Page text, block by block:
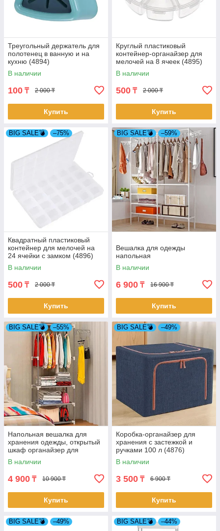
Треугольный держатель для
полотенец в ванную и на
кухню (4894)
В наличии
100 ₸ 2 000 ₸
Купить
Круглый пластиковый
контейнер-органайзер для
мелочей на 8 ячеек (4895)
В наличии
500 ₸ 2 000 ₸
Купить
BIG SALE💣 –75%
Квадратный пластиковый
контейнер для мелочей на
24 ячейки с замком (4896)
В наличии
500 ₸ 2 000 ₸
Купить
BIG SALE💣 –59%
Вешалка для одежды
напольная
В наличии
6 900 ₸ 16 900 ₸
Купить
BIG SALE💣 –55%
Напольная вешалка для
хранения одежды, открытый
шкаф органайзер для
одежды на 4 полки
В наличии
4 900 ₸ 10 900 ₸
Купить
BIG SALE💣 –49%
Коробка-органайзер для
хранения с застежкой и
ручками 100 л (4876)
В наличии
3 500 ₸ 6 900 ₸
Купить
BIG SALE💣 –49% BIG SALE💣 –44%